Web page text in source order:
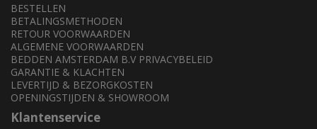
BESTELLEN
BETALINGSMETHODEN
RETOUR VOORWAARDEN
ALGEMENE VOORWAARDEN
BEDDEN AMSTERDAM B.V PRIVACYBELEID
GARANTIE & KLACHTEN
LEVERTIJD & BEZORGKOSTEN
OPENINGSTIJDEN & SHOWROOM
Klantenservice